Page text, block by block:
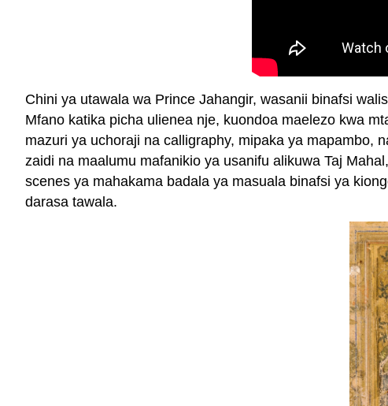
Chini ya utawala wa Prince Jahangir, wasanii binafsi
Mfano katika picha ulienea nje, kuondoa maelezo kwa
mazuri ya uchoraji na calligraphy, mipaka ya mapambo,
zaidi na maalumu mafanikio ya usanifu alikuwa Taj
scenes ya mahakama badala ya masuala binafsi ya
darasa tawala.